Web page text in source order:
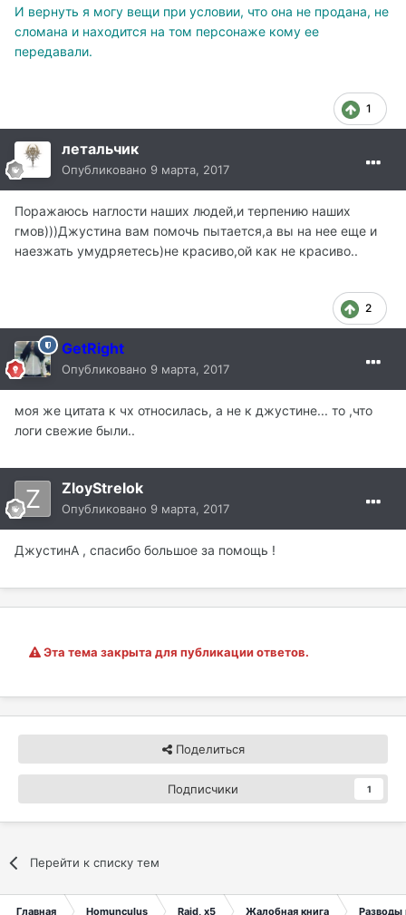
И вернуть я могу вещи при условии, что она не продана, не
сломана и находится на том персонаже кому ее
передавали.
1
летальчик
Опубликовано 9 марта, 2017
Поражаюсь наглости наших людей,и терпению наших
гмов)))Джустина вам помочь пытается,а вы на нее еще и
наезжать умудряетесь)не красиво,ой как не красиво..
2
GetRight
Опубликовано 9 марта, 2017
моя же цитата к чх относилась, а не к джустине... то ,что
логи свежие были..
ZloyStrelok
Опубликовано 9 марта, 2017
ДжустинА , спасибо большое за помощь !
Эта тема закрыта для публикации ответов.
Поделиться
Подписчики 1
Перейти к списку тем
Главная Homunculus Raid, x5 Жалобная книга